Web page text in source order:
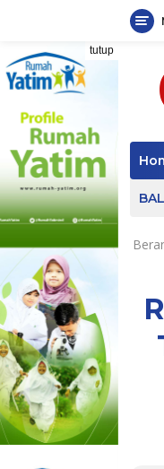
Langsung
ke
konten
tutup